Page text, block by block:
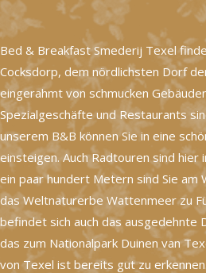
Bed & Breakfast Smederij Texel
Cocksdorp, dem nördlichsten Dorf
eingerahmt von schmucken
Spezialgeschäfte und Restaurants
unserem B&B können Sie in eine
einsteigen. Auch Radtouren sind hier
ein paar hundert Metern sind Sie am
das Weltnaturerbe Wattenmeer zu
befindet sich auch das ausgedehnte
das zum Nationalpark Duinen van
von Texel ist bereits gut zu